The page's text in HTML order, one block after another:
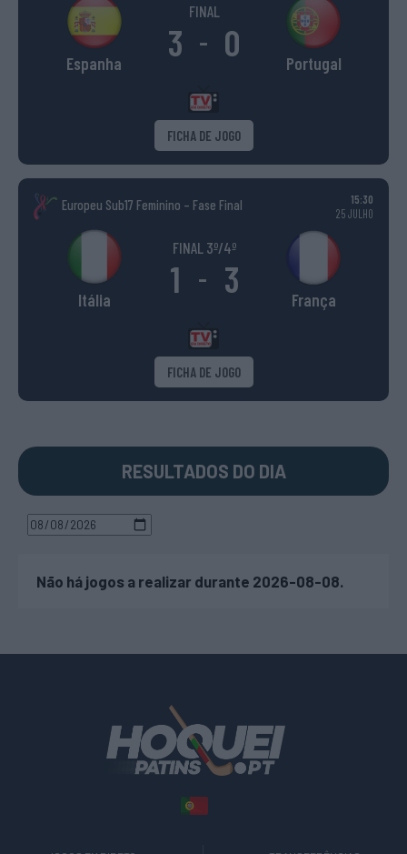
Espanha
FINAL
3 - 0 Portugal
FICHA DE JOGO
Europeu Sub17 Feminino – Fase Final
15:30
25 JULHO
Itália
FINAL 3º/4º
1 - 3 França
FICHA DE JOGO
RESULTADOS DO DIA
Não há jogos a realizar durante 2026-08-08.